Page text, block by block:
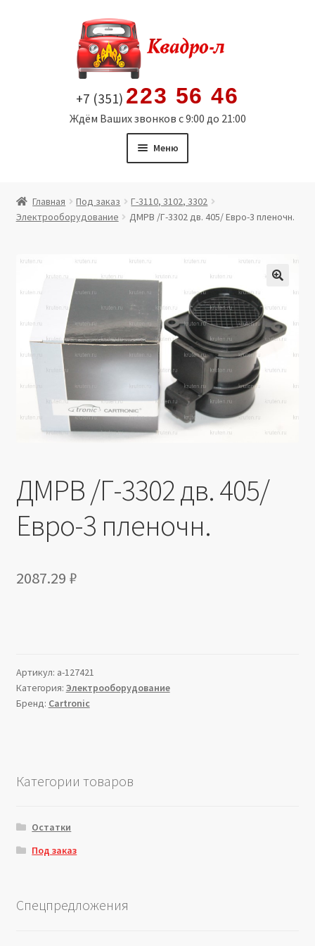
содержимому
+7 (351) 223 56 46
Ждём Ваших звонков с 9:00 до 21:00
Меню
Витрина
Мой аккаунт
Политика в отношении обработки персональных
данных
Производители
Юридические данные
Главная Под заказ
Г-3110, 3102, 3302
Электрооборудование
ДМРВ /Г-3302 дв. 405/ Евро-3 пленочн.
ДМРВ /Г-3302 дв. 405/
Евро-3 пленочн.
2087.29 ₽
Артикул: a-127421
Категория: Электрооборудование
Бренд: Cartronic
Категории товаров
Остатки
Под заказ
Спецпредложения